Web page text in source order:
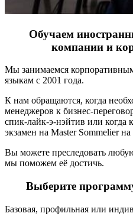
Обучаем
компании и
Мы занимаемся
языкам с 2001 года.
К нам обращаются, когда
менеджеров к бизнес-
спик-лайк-э-нэйтив или когда
экзамен на Master Sommelier
Вы можете преследовать
мы поможем её достичь.
Выберите
Базовая, профильная или